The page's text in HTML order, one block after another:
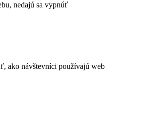
nedajú sa vypnúť
ako návštevníci používajú web